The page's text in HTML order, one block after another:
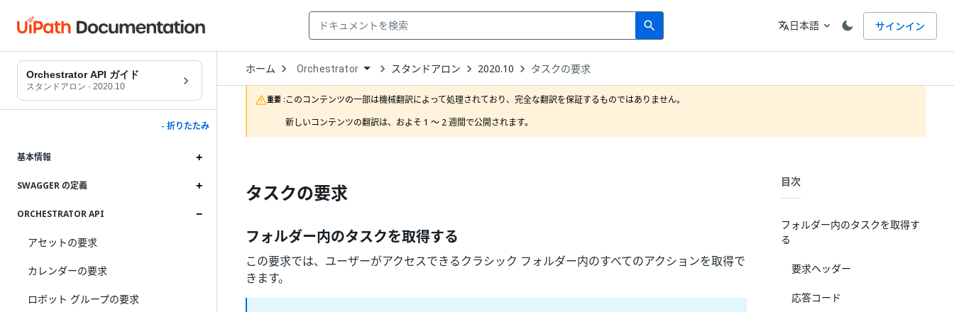
search
Search 言語
translate日本語 expand_more サインイン
Orchestrator API ガイド
スタンドアロン · 2020.10
- 折りたたみ
基本情報
SWAGGER の定義
ORCHESTRATOR API
アセットの要求
カレンダーの要求
ロボット グループの要求
ホーム Open
Dropdown
to
choose
product
Orchestrator スタンドアロン 2020.10 タスクの要求
重要 :このコンテンツの一部は機械翻訳によって処理されており、完全な翻訳を保証するものではありません。
新しいコンテンツの翻訳は、およそ 1 ～ 2 週間で公開されます。
タスクの要求
フォルダー内のタスクを取得する
この要求では、ユーザーがアクセスできるクラシック フォルダー内のすべてのアクションを取得で
きます。
目次
フォルダー内のタスクを取得す
る
要求ヘッダー
応答コード